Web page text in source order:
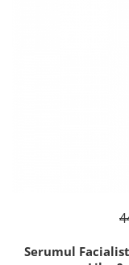
Creme bio piele
Serumul